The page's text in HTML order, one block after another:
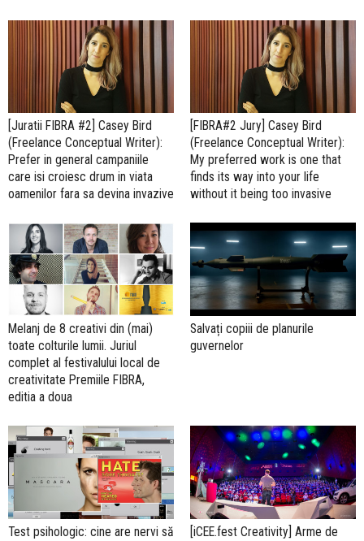
[Juratii FIBRA #2] Casey Bird
(Freelance Conceptual Writer):
Prefer in general campaniile
care isi croiesc drum in viata
oamenilor fara sa devina invazive
[FIBRA#2 Jury] Casey Bird
(Freelance Conceptual Writer):
My preferred work is one that
finds its way into your life
without it being too invasive
Melanj de 8 creativi din (mai)
toate colturile lumii. Juriul
complet al festivalului local de
creativitate Premiile FIBRA,
editia a doua
Salvați copiii de planurile
guvernelor
Test psihologic: cine are nervi să
[iCEE.fest Creativity] Arme de